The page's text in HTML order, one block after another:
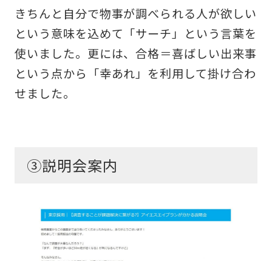
きちんと自分で物事が調べられる人が欲しい
という意味を込めて「サーチ」という言葉を
使いました。更には、合格＝喜ばしい出来事
という点から「幸あれ」を利用して掛け合わ
せました。
③説明会案内